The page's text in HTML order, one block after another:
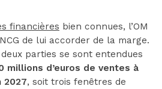
financières bien connues, l’OM
de lui accorder de la marge.
parties se sont entendues
millions d’euros de ventes à
2027, soit trois fenêtres de